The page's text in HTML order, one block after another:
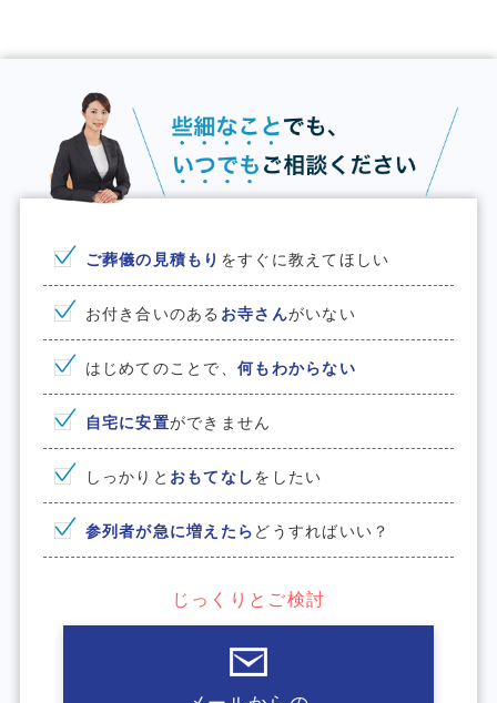
ご葬儀の見積もり をすぐに教えてほしい
お付き合いのある お寺さんがいない
はじめてのことで、何もわからない
⾃宅に安置ができません
しっかりと おもてなしをしたい
参列者が急に増えたら どうすればいい？
じっくりとご検討